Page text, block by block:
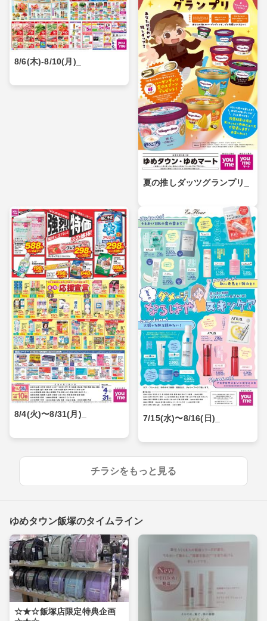
8/6(木)-8/10(月)_
夏の推しダッツグランプリ_
8/4(火)〜8/31(月)_ 7/15(水)〜8/16(日)_
チラシをもっと見る
ゆめタウン飯塚のタイムライン
☆★☆飯塚店限定特典企画